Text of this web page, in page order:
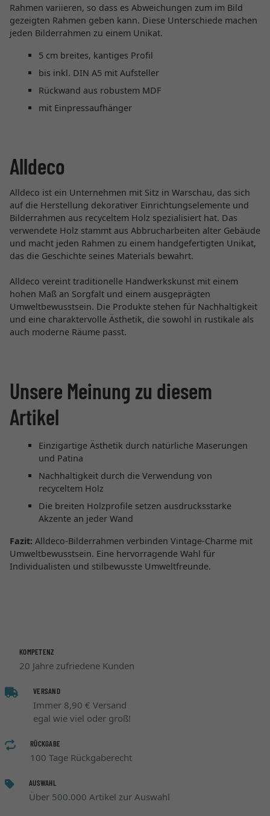
Rahmen variieren, so dass es Abweichungen zum im Bild
gezeigten Rahmen geben kann. Diese Unterschiede machen
jeden Bilderrahmen zu einem Unikat.
5 cm breites, kantiges Profil
bis inkl. DIN A5 mit Aufsteller
Rückwand aus robustem MDF
mit Einpressaufhänger
Alldeco
Alldeco ist ein Unternehmen mit Sitz in Warschau, das sich
auf die Herstellung dekorativer Einrichtungselemente und
Bilderrahmen aus recyceltem Holz spezialisiert hat. Das
verwendete Holz stammt aus Abbrucharbeiten alter Gebäude
und macht jeden Rahmen zu einem handgefertigten Unikat,
das die Geschichte seines Materials bewahrt.
Alldeco vereint traditionelle Handwerkskunst mit einem
hohen Maß an Sorgfalt und einem ausgeprägten
Umweltbewusstsein. Die Produkte stehen für Nachhaltigkeit
und eine charaktervolle Ästhetik, die sowohl in rustikale als
auch moderne Räume passt.
Unsere Meinung zu diesem
Artikel
Einzigartige Ästhetik durch natürliche Maserungen
und Patina
Nachhaltigkeit durch die Verwendung von
recyceltem Holz
Die breiten Holzprofile setzen ausdrucksstarke
Akzente an jeder Wand
Fazit: Alldeco-Bilderrahmen verbinden Vintage-Charme mit
Umweltbewusstsein. Eine hervorragende Wahl für
Individualisten und stilbewusste Umweltfreunde.
KOMPETENZ
20 Jahre zufriedene Kunden
VERSAND
Immer 8,90 € Versand
egal wie viel oder groß!
RÜCKGABE
100 Tage Rückgaberecht
AUSWAHL
Über 500.000 Artikel zur Auswahl